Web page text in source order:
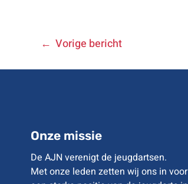
BERICHT
NAVIGATIE
Vorige bericht
Onze missie
De AJN verenigt de jeugdartsen.
Met onze leden zetten wij ons in voor